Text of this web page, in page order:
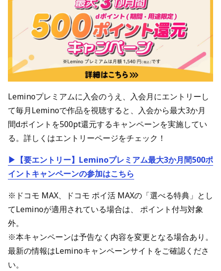
Leminoプレミアムに入会のうえ、入会月にエントリーし
て毎月Leminoで作品を視聴すると、入会から最大3か月
間dポイントを500pt還元するキャンペーンを実施してい
る。詳しくはエントリーページをチェック！
▶【要エントリー】Leminoプレミアム最大3か月間500ポ
イントキャンペーンの参加はこちら
※ドコモ MAX、ドコモ ポイ活 MAXの「選べる特典」とし
てLeminoが適用されている場合は、 ポイント付与対象
外。
※本キャンペーンは予告なく内容を変更となる場合あり。
最新の情報はLeminoキャンペーンサイトをご確認くださ
い。